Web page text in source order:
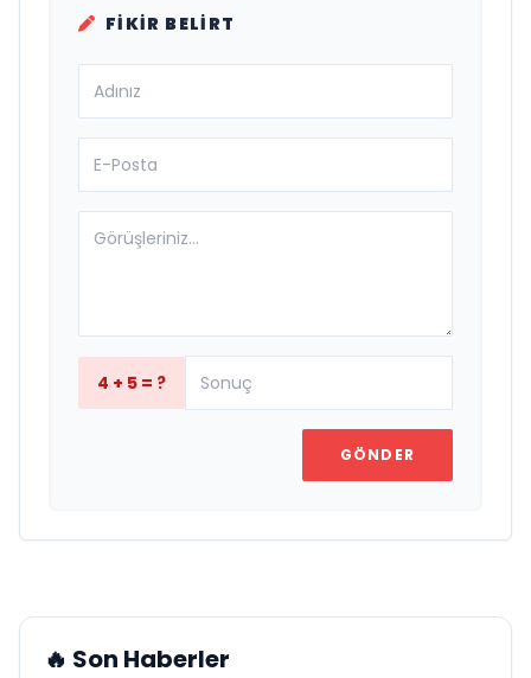
FIKIR BELIRT
4 + 5 = ?
GÖNDER
🔥 Son Haberler